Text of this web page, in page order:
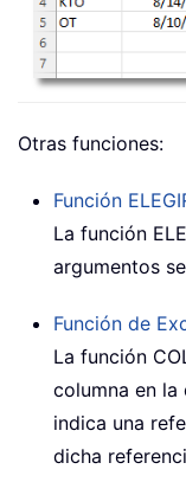
Otras funciones:
Función
La función
argumentos
Función de
La función
columna en la
indica una
dicha